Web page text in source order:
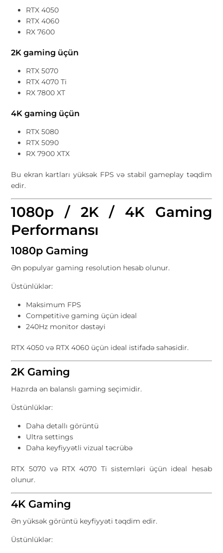
RTX 4050
RTX 4060
RX 7600
2K gaming üçün
RTX 5070
RTX 4070 Ti
RX 7800 XT
4K gaming üçün
RTX 5080
RTX 5090
RX 7900 XTX
Bu ekran kartları yüksək FPS və stabil gameplay təqdim
edir.
1080p / 2K / 4K Gaming
Performansı
1080p Gaming
Ən populyar gaming resolution hesab olunur.
Üstünlüklər:
Maksimum FPS
Competitive gaming üçün ideal
240Hz monitor dəstəyi
RTX 4050 və RTX 4060 üçün ideal istifadə sahəsidir.
2K Gaming
Hazırda ən balanslı gaming seçimidir.
Üstünlüklər:
Daha detallı görüntü
Ultra settings
Daha keyfiyyətli vizual təcrübə
RTX 5070 və RTX 4070 Ti sistemləri üçün ideal hesab
olunur.
4K Gaming
Ən yüksək görüntü keyfiyyəti təqdim edir.
Üstünlüklər: